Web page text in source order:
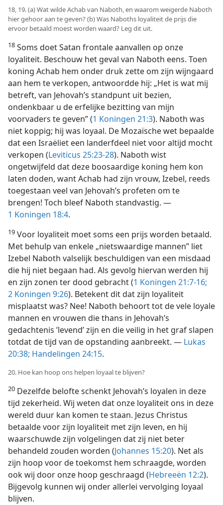
18, 19. (a) Wat wilde Achab van Naboth, en waarom weigerde Naboth
hier gehoor aan te geven? (b) Was Naboths loyaliteit de prijs die
ervoor betaald moest worden waard? Leg dit uit.
18 Soms doet Satan frontale aanvallen op onze
loyaliteit. Beschouw het geval van Naboth eens. Toen
koning Achab hem onder druk zette om zijn wijngaard
aan hem te verkopen, antwoordde hij: „Het is wat mij
betreft, van Jehovah’s standpunt uit bezien,
ondenkbaar u de erfelijke bezitting van mijn
voorvaders te geven” (1 Koningen 21:3). Naboth was
niet koppig; hij was loyaal. De Mozaïsche wet bepaalde
dat een Israëliet een landerfdeel niet voor altijd mocht
verkopen (Leviticus 25:23-28). Naboth wist
ongetwijfeld dat deze boosaardige koning hem kon
laten doden, want Achab had zijn vrouw, Izebel, reeds
toegestaan veel van Jehovah’s profeten om te
brengen! Toch bleef Naboth standvastig. —
1 Koningen 18:4.
19 Voor loyaliteit moet soms een prijs worden betaald.
Met behulp van enkele „nietswaardige mannen” liet
Izebel Naboth valselijk beschuldigen van een misdaad
die hij niet begaan had. Als gevolg hiervan werden hij
en zijn zonen ter dood gebracht (1 Koningen 21:7-16;
2 Koningen 9:26). Betekent dit dat zijn loyaliteit
misplaatst was? Nee! Naboth behoort tot de vele loyale
mannen en vrouwen die thans in Jehovah’s
gedachtenis ’levend’ zijn en die veilig in het graf slapen
totdat de tijd van de opstanding aanbreekt. — Lukas
20:38; Handelingen 24:15.
20. Hoe kan hoop ons helpen loyaal te blijven?
20 Dezelfde belofte schenkt Jehovah’s loyalen in deze
tijd zekerheid. Wij weten dat onze loyaliteit ons in deze
wereld duur kan komen te staan. Jezus Christus
betaalde voor zijn loyaliteit met zijn leven, en hij
waarschuwde zijn volgelingen dat zij niet beter
behandeld zouden worden (Johannes 15:20). Net als
zijn hoop voor de toekomst hem schraagde, worden
ook wij door onze hoop geschraagd (Hebreeën 12:2).
Bijgevolg kunnen wij onder allerlei vervolging loyaal
blijven.